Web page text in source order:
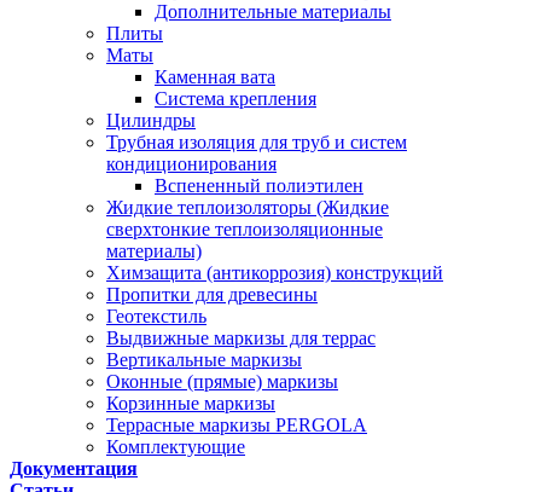
Дополнительные материалы
Плиты
Маты
Каменная вата
Система крепления
Цилиндры
Трубная изоляция для труб и систем
кондиционирования
Вспененный полиэтилен
Жидкие теплоизоляторы (Жидкие
сверхтонкие теплоизоляционные
материалы)
Химзащита (антикоррозия) конструкций
Пропитки для древесины
Геотекстиль
Выдвижные маркизы для террас
Вертикальные маркизы
Оконные (прямые) маркизы
Корзинные маркизы
Террасные маркизы PERGOLA
Комплектующие
Документация